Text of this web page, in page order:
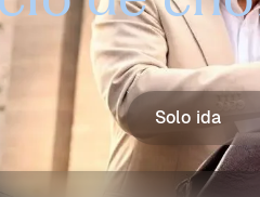
Solo ida